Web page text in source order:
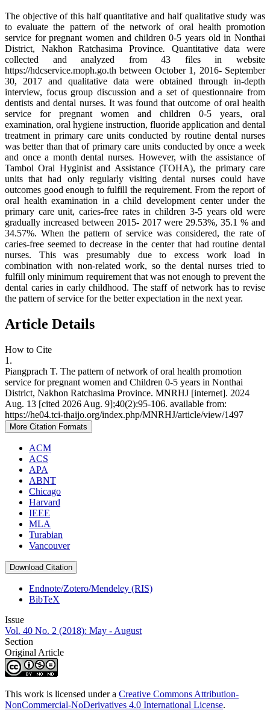
The objective of this half quantitative and half qualitative study was
to evaluate the pattern of the network of oral health promotion
service for pregnant women and children 0-5 years old in Nonthai
District, Nakhon Ratchasima Province. Quantitative data were
collected and analyzed from 43 files in website
https://hdcservice.moph.go.th between October 1, 2016- September
30, 2017 and qualitative data were obtained through in-depth
interview, focus group discussion and a set of questionnaire from
dentists and dental nurses. It was found that outcome of oral health
service for pregnant women and children 0-5 years, oral
examination, oral hygiene instruction, fluoride application and dental
treatment in primary care units conducted by routine dental nurses
was better than that of primary care units conducted by once a week
and once a month dental nurses. However, with the assistance of
Tambol Oral Hyginist and Assistance (TOHA), the primary care
units that had only regularly visiting dental nurses could have
outcomes good enough to fulfill the requirement. From the report of
oral health examination in a child development center under the
primary care unit, caries-free rates in children 3-5 years old were
gradually increased between 2015- 2017 were 29.53%, 35.1 % and
34.57%. When the pattern of service was considered, the rate of
caries-free seemed to decrease in the center that had routine dental
nurses. This was presumably due to excess work load in
combination with non-related work, so the dental nurses tried to
fulfill only minimum requirement that was not enough to prevent the
dental caries in early childhood. The staff of network has to revise
the pattern of service for the better expectation in the next year.
Article Details
How to Cite
1.
Piangprach T. The pattern of network of oral health promotion
service for pregnant women and Children 0-5 years in Nonthai
District, Nakhon Ratchasima Province. MNRHJ [internet]. 2024
Aug. 13 [cited 2026 Aug. 9];40(2):95-106. available from:
https://he04.tci-thaijo.org/index.php/MNRHJ/article/view/1497
More Citation Formats
ACM
ACS
APA
ABNT
Chicago
Harvard
IEEE
MLA
Turabian
Vancouver
Download Citation
Endnote/Zotero/Mendeley (RIS)
BibTeX
Issue
Vol. 40 No. 2 (2018): May - August
Section
Original Article
This work is licensed under a Creative Commons Attribution-
NonCommercial-NoDerivatives 4.0 International License.